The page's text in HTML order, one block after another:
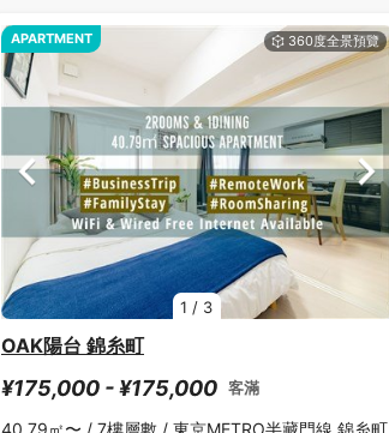
1 / 3
APARTMENT
OAK陽台 錦糸町
¥175,000 - ¥175,000 客滿
40.79㎡〜 / 7樓層數 / 東京METRO半藏門線 錦糸町